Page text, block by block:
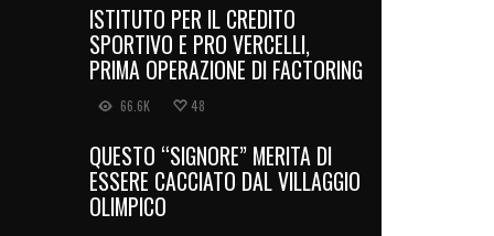
ISTITUTO PER IL CREDITO
SPORTIVO E PRO VERCELLI,
PRIMA OPERAZIONE DI FACTORING
66.6K 48
QUESTO “SIGNORE” MERITA DI
ESSERE CACCIATO DAL VILLAGGIO
OLIMPICO